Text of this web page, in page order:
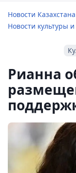
Новости
Новости культуры
Рианна